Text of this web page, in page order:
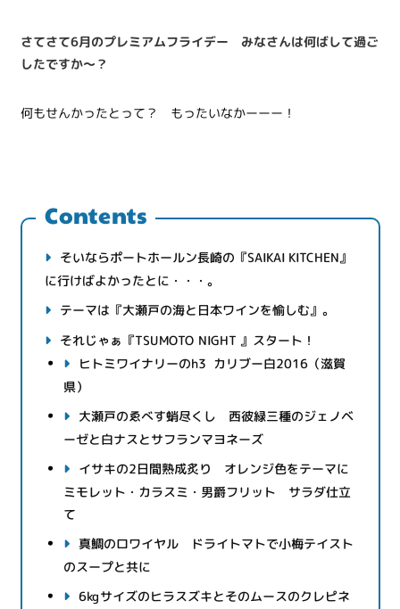
さてさて6月のプレミアムフライデー みなさんは何ばして過ご
したですか～？
何もせんかったとって？ もったいなかーーー！
Contents
そいならポートホールン長崎の『SAIKAI KITCHEN』
に行けばよかったとに・・・。
テーマは『大瀬戸の海と日本ワインを愉しむ』。
それじゃぁ『TSUMOTO NIGHT 』スタート！
ヒトミワイナリーのh3 カリブー白2016（滋賀
県）
大瀬戸のゑべす蛸尽くし 西彼緑三種のジェノベ
ーゼと白ナスとサフランマヨネーズ
イサキの2日間熟成炙り オレンジ色をテーマに
ミモレット・カラスミ・男爵フリット サラダ仕立
て
真鯛のロワイヤル ドライトマトで小梅テイスト
のスープと共に
6kgサイズのヒラスズキとそのムースのクレピネ